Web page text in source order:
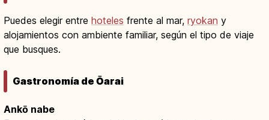
Puedes elegir entre hoteles frente al mar, ryokan y
alojamientos con ambiente familiar, según el tipo de viaje
que busques.
Gastronomía de Ōarai
Ankō nabe